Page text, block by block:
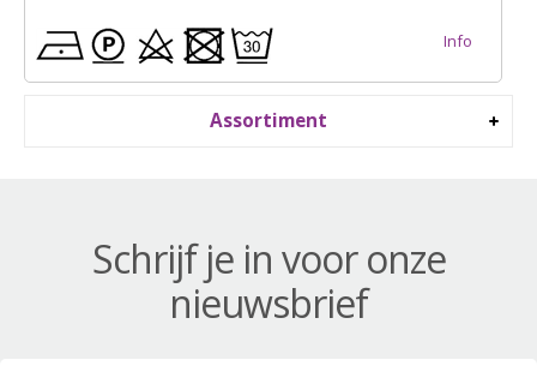
Assortiment
Info
Schrijf je in voor onze
nieuwsbrief